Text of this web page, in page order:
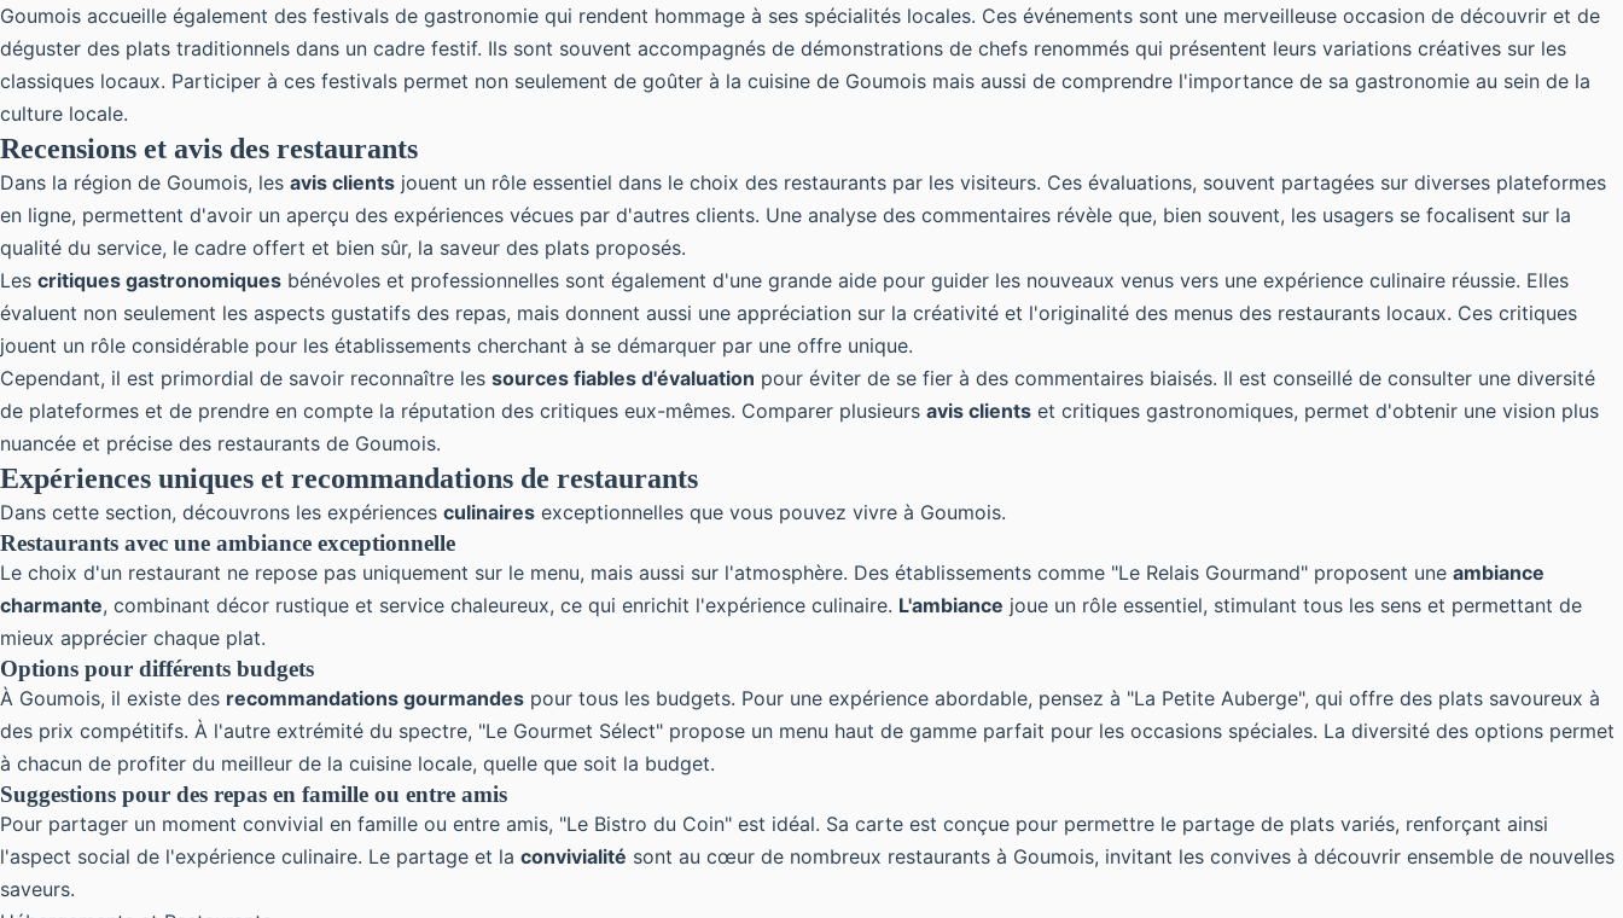
Goumois accueille également des festivals de gastronomie qui rendent hommage à ses spécialités locales. Ces événements sont une merveilleuse occasion de découvrir et de
déguster des plats traditionnels dans un cadre festif. Ils sont souvent accompagnés de démonstrations de chefs renommés qui présentent leurs variations créatives sur les
classiques locaux. Participer à ces festivals permet non seulement de goûter à la cuisine de Goumois mais aussi de comprendre l'importance de sa gastronomie au sein de la
culture locale.
Recensions et avis des restaurants
Dans la région de Goumois, les avis clients jouent un rôle essentiel dans le choix des restaurants par les visiteurs. Ces évaluations, souvent partagées sur diverses plateformes
en ligne, permettent d'avoir un aperçu des expériences vécues par d'autres clients. Une analyse des commentaires révèle que, bien souvent, les usagers se focalisent sur la
qualité du service, le cadre offert et bien sûr, la saveur des plats proposés.
Les critiques gastronomiques bénévoles et professionnelles sont également d'une grande aide pour guider les nouveaux venus vers une expérience culinaire réussie. Elles
évaluent non seulement les aspects gustatifs des repas, mais donnent aussi une appréciation sur la créativité et l'originalité des menus des restaurants locaux. Ces critiques
jouent un rôle considérable pour les établissements cherchant à se démarquer par une offre unique.
Cependant, il est primordial de savoir reconnaître les sources fiables d'évaluation pour éviter de se fier à des commentaires biaisés. Il est conseillé de consulter une diversité
de plateformes et de prendre en compte la réputation des critiques eux-mêmes. Comparer plusieurs avis clients et critiques gastronomiques, permet d'obtenir une vision plus
nuancée et précise des restaurants de Goumois.
Expériences uniques et recommandations de restaurants
Dans cette section, découvrons les expériences culinaires exceptionnelles que vous pouvez vivre à Goumois.
Restaurants avec une ambiance exceptionnelle
Le choix d'un restaurant ne repose pas uniquement sur le menu, mais aussi sur l'atmosphère. Des établissements comme "Le Relais Gourmand" proposent une ambiance
charmante, combinant décor rustique et service chaleureux, ce qui enrichit l'expérience culinaire. L'ambiance joue un rôle essentiel, stimulant tous les sens et permettant de
mieux apprécier chaque plat.
Options pour différents budgets
À Goumois, il existe des recommandations gourmandes pour tous les budgets. Pour une expérience abordable, pensez à "La Petite Auberge", qui offre des plats savoureux à
des prix compétitifs. À l'autre extrémité du spectre, "Le Gourmet Sélect" propose un menu haut de gamme parfait pour les occasions spéciales. La diversité des options permet
à chacun de profiter du meilleur de la cuisine locale, quelle que soit la budget.
Suggestions pour des repas en famille ou entre amis
Pour partager un moment convivial en famille ou entre amis, "Le Bistro du Coin" est idéal. Sa carte est conçue pour permettre le partage de plats variés, renforçant ainsi
l'aspect social de l'expérience culinaire. Le partage et la convivialité sont au cœur de nombreux restaurants à Goumois, invitant les convives à découvrir ensemble de nouvelles
saveurs.